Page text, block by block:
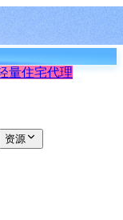
量住宅代理
资源